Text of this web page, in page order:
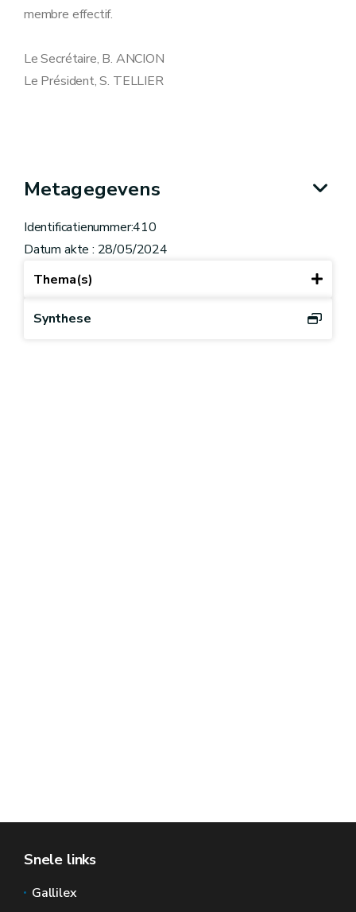
membre effectif.
Le Secrétaire, B. ANCION
Le Président, S. TELLIER
Metagegevens
Identificatienummer:410
Datum akte : 28/05/2024
Thema(s)
Synthese
Snele links
Gallilex